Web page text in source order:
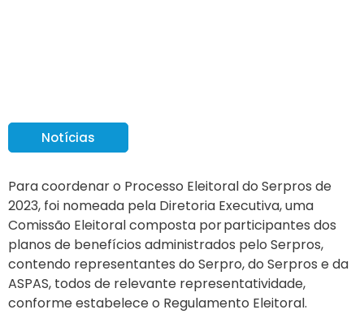
Notícias
Para coordenar o Processo Eleitoral do Serpros de
2023, foi nomeada pela Diretoria Executiva, uma
Comissão Eleitoral composta por participantes dos
planos de benefícios administrados pelo Serpros,
contendo representantes do Serpro, do Serpros e da
ASPAS, todos de relevante representatividade,
conforme estabelece o Regulamento Eleitoral.